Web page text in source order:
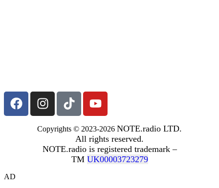
Copyrights © 2023-2026 NOTE.radio LTD.
All rights reserved.
NOTE.radio is registered trademark –
TM UK00003723279
AD